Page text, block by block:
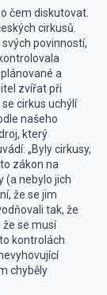
čem diskutovat.
cirkusů.
povinností,
a
zvířat při
cirkus uchýlí
našeho
který
„Byly cirkusy,
zákon na
(a nebylo jich
že se jim
tak, že
že se musí
kontrolách
chyběly